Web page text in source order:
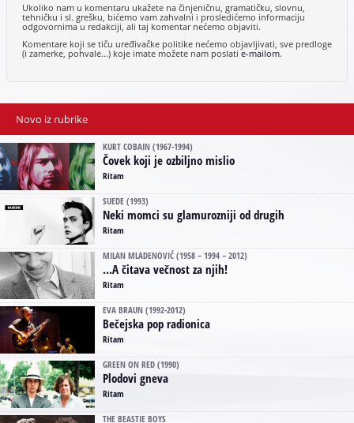
Ukoliko nam u komentaru ukažete na činjeničnu, gramatičku, slovnu,
tehničku i sl. grešku, bićemo vam zahvalni i prosledićemo informaciju
odgovornima u redakciji, ali taj komentar nećemo objaviti.
Komentare koji se tiču uređivačke politike nećemo objavljivati, sve predloge
(i zamerke, pohvale...) koje imate možete nam poslatie-mailom.
Novo iz rubrike
KURT COBAIN (1967-1994)
Čovek koji je ozbiljno mislio
Ritam
SUEDE (1993)
Neki momci su glamurozniji od drugih
Ritam
MILAN MLADENOVIĆ (1958 – 1994 – 2012)
...A čitava večnost za njih!
Ritam
EVA BRAUN (1992-2012)
Bečejska pop radionica
Ritam
GREEN ON RED (1990)
Plodovi gneva
Ritam
THE BEASTIE BOYS